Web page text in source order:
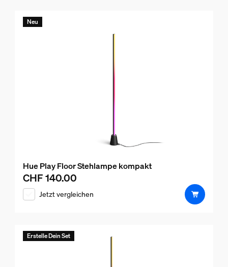
Neu
Hue Play Floor Stehlampe kompakt
Aktueller Preis ist CHF 140.00
CHF 140.00
Jetzt vergleichen
Erstelle Dein Set